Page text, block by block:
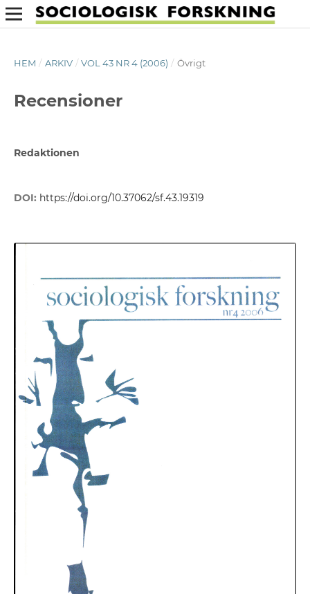
HEM / ARKIV / VOL 43 NR 4 (2006) / Övrigt
Recensioner
Redaktionen
DOI: https://doi.org/10.37062/sf.43.19319